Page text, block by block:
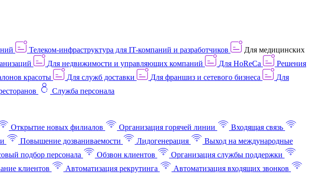
Телеком-инфраструктура для IT-компаний и разработчиков
Для медицинских
Для недвижимости и управляющих компаний Для HoReCa
Решения
красоты Для служб доставки Для франшиз и сетевого бизнеса
Для
Служба персонала
Открытие новых филиалов Организация горячей линии
Входящая связь
Повышение дозваниваемости Лидогенерация
Выход на международные
подбор персонала Обзвон клиентов
Организация службы поддержки
клиентов Автоматизация рекрутинга
Автоматизация входящих звонков